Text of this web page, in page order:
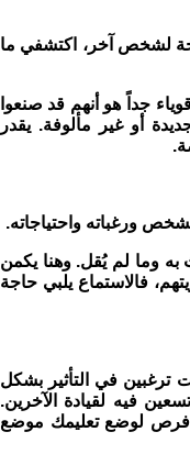
لشخص آخر، اكتشفي ما
جداً هو أنهم قد صنعوا
أو غير مألوفة. يقدر
ورغباته واحتياجاته.
به وما لم يُقل. وهنا يكمن
فالاستماع يلبي حاجة
ترغبين في التأثير بشكل
فيه لقيادة الآخرين.
فرص لوضع تعليمك موضع